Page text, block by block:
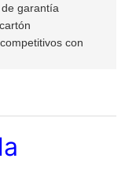
garantía
con